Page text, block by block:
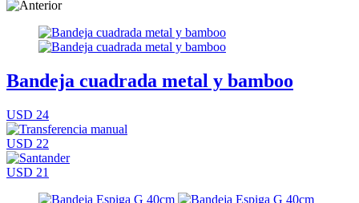
Bandeja cuadrada metal y bamboo
USD 24
USD 22
USD 21